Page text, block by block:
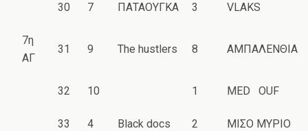
30 7 ΠΑΤΑΟΥΓΚΑ 3 VLAKS
7η
ΑΓ
31 9 The hustlers 8 ΑΜΠΑΛΕΝΘΙΑ
32 10 1 MED OUF
33 4 Black docs 2 ΜΙΣΟ ΜΥΡΙΟ